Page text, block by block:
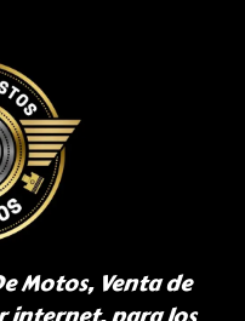
Motos, Venta de